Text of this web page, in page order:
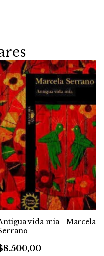
vida mia - Marcela